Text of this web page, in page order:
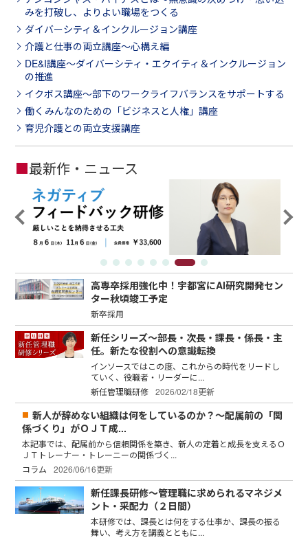
みを打破し、よりよい職場をつくる
ダイバーシティ＆インクルージョン講座
介護と仕事の両立講座～心構え編
DE&I講座～ダイバーシティ・エクイティ＆インクルージョン
の推進
イクボス講座～部下のワークライフバランスをサポートする
働くみんなのための「ビジネスと人権」講座
育児介護との両立支援講座
■最新作・ニュース
高専卒採用強化中！宇都宮にAI研究開発セン
ター秋頃竣工予定
新卒採用
新任シリーズ～部長・次長・課長・係長・主
任。新たな役割への意識転換
インソースではこの度、これからの時代をリードし
ていく、役職者・リーダーに...
新任管理職研修 2026/02/18更新
新人が辞めない組織は何をしているのか？～配属前の「関
係づくり」がＯＪＴ成...
本記事では、配属前から信頼関係を築き、新人の定着と成長を支えるＯ
ＪＴトレーナー・トレーニーの関係づく...
コラム
2026/06/16更新
新任課長研修～管理職に求められるマネジメ
ント・采配力（２日間）
本研修では、課長とは何をする仕事か、課長の振る
舞い、考え方を講義とともに...